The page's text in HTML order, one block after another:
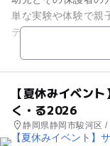
単な実験や体験で親子
テーマは「水性ペン
【夏休みイベン
く・る2026
静岡県静岡市駿河区